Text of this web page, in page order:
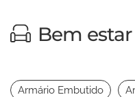
Bem
Armário Embutido